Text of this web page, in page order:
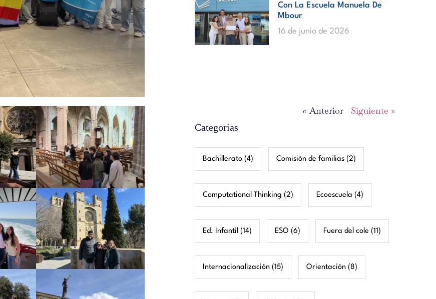
Con La Escuela Manuela De
Mbour
16 de junio de 2026
« Anterior Siguiente »
Categorías
Bachillerato (4) Comisión de familias (2)
Computational Thinking (2) Ecoescuela (4)
Ed. Infantil (14) ESO (6) Fuera del cole (11)
Internacionalización (15) Orientación (8)